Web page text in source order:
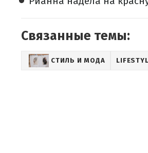
Связанные темы:
СТИЛЬ И МОДА